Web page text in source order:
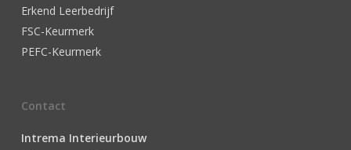
Erkend Leerbedrijf
FSC-Keurmerk
PEFC-Keurmerk
Contact
Intrema Interieurbouw